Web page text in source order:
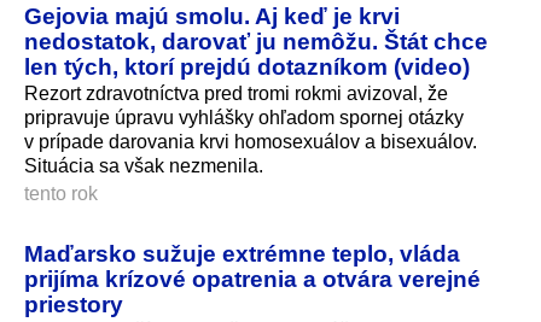
Gejovia majú smolu. Aj keď je krvi
nedostatok, darovať ju nemôžu. Štát chce
len tých, ktorí prejdú dotazníkom (video)
Rezort zdravotníctva pred tromi rokmi avizoval, že
pripravuje úpravu vyhlášky ohľadom spornej otázky
v prípade darovania krvi homosexuálov a bisexuálov.
Situácia sa však nezmenila.
tento rok
Maďarsko sužuje extrémne teplo, vláda
prijíma krízové opatrenia a otvára verejné
priestory